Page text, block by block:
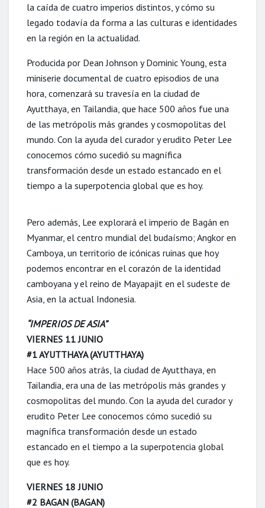
la caída de cuatro imperios distintos, y cómo su
legado todavía da forma a las culturas e identidades
en la región en la actualidad.
Producida por Dean Johnson y Dominic Young, esta
miniserie documental de cuatro episodios de una
hora, comenzará su travesía en la ciudad de
Ayutthaya, en Tailandia, que hace 500 años fue una
de las metrópolis más grandes y cosmopolitas del
mundo. Con la ayuda del curador y erudito Peter Lee
conocemos cómo sucedió su magnífica
transformación desde un estado estancado en el
tiempo a la superpotencia global que es hoy.
Pero además, Lee explorará el imperio de Bagán en
Myanmar, el centro mundial del budaísmo; Angkor en
Camboya, un territorio de icónicas ruinas que hoy
podemos encontrar en el corazón de la identidad
camboyana y el reino de Mayapajit en el sudeste de
Asia, en la actual Indonesia.
“IMPERIOS DE ASIA”
VIERNES 11 JUNIO
#1 AYUTTHAYA (AYUTTHAYA)
Hace 500 años atrás, la ciudad de Ayutthaya, en
Tailandia, era una de las metrópolis más grandes y
cosmopolitas del mundo. Con la ayuda del curador y
erudito Peter Lee conocemos cómo sucedió su
magnífica transformación desde un estado
estancado en el tiempo a la superpotencia global
que es hoy.
VIERNES 18 JUNIO
#2 BAGAN (BAGAN)